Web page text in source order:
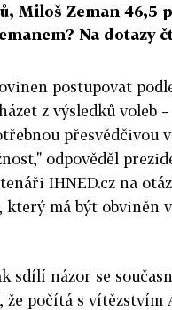
Miloš Zeman 46,5
Na dotazy
postupovat
z výsledků voleb
přesvědčivou
odpověděl
IHNED.cz na
který má být obviněn
sdílí názor se
počítá s vítězstvím